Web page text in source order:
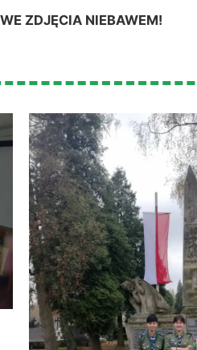
ZDJĘCIA NIEBAWEM!